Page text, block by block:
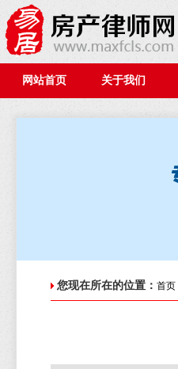
网站首页 关于我们
您现在所在的位置： 首页